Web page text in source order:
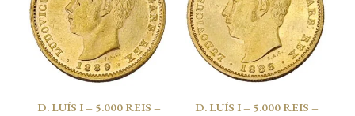
D. LUÍS I – 5.000 REIS –
D. LUÍS I – 5.000 REIS –